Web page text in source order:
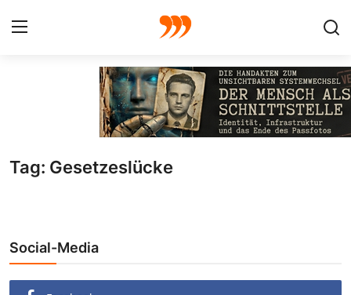
Galerie
Redaktion
Tag: Gesetzeslücke
Social-Media